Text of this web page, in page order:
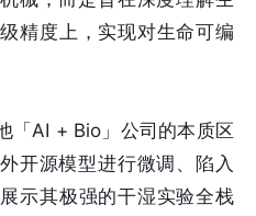
精度上，实现对生命可编
「AI + Bio」公司的本质区
开源模型进行微调、陷入
示其极强的干湿实验全栈